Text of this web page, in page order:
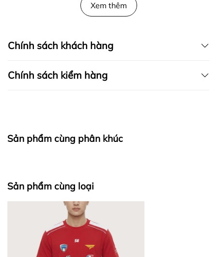
Xem thêm
Chính sách khách hàng
Chính sách kiểm hàng
Sản phẩm cùng phân khúc
Sản phẩm cùng loại